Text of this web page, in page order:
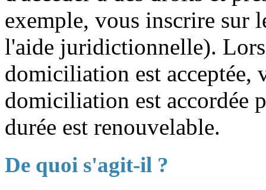
exemple, vous inscrire sur
l'aide juridictionnelle).
domiciliation est acceptée,
domiciliation est accordée
durée est renouvelable.
De quoi s'agit-il ?